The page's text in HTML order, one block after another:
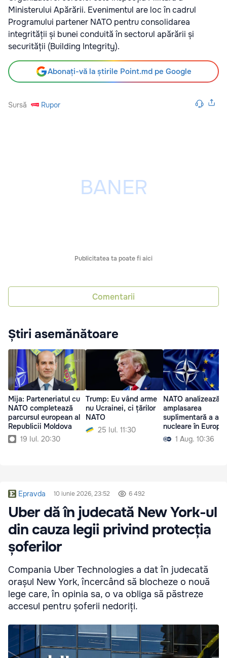
Ministerului Apărării. Evenimentul are loc în cadrul
Programului partener NATO pentru consolidarea
integrității și bunei conduită în sectorul apărării și
securității (Building Integrity).
Abonați-vă la știrile Point.md pe Google
Sursă Rupor
Publicitatea ta poate fi aici
Comentarii
Știri asemănătoare
Mija: Parteneriatul cu
NATO completează
parcursul european al
Republicii Moldova
19 Iul. 20:30
Trump: Eu vând arme
nu Ucrainei, ci țărilor
NATO
25 Iul. 11:30
NATO analizează
amplasarea
suplimentară a
nucleare în Europa
1 Aug. 10:36
Epravda 10 iunie 2026, 23:52 6 492
Uber dă în judecată New York-ul
din cauza legii privind protecția
șoferilor
Compania Uber Technologies a dat în judecată
orașul New York, încercând să blocheze o nouă
lege care, în opinia sa, o va obliga să păstreze
accesul pentru șoferii nedoriți.